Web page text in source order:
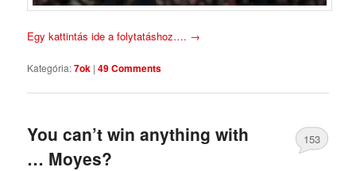
Egy kattintás ide a folytatáshoz…. →
Kategória:7ok |49 Comments
You can’t win anything with
… Moyes?
153